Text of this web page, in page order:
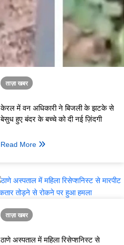
ताज़ा खबर
केरल में वन अधिकारी ने बिजली के झटके से
बेसुध हुए बंदर के बच्चे को दी नई ज़िंदगी
Read More
ताज़ा खबर
ठाणे अस्पताल में महिला रिसेप्शनिस्ट से